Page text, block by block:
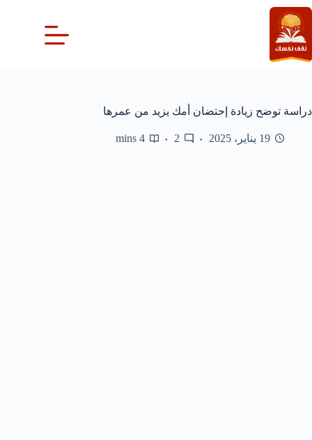
التجاوز
إلى
المحتوى
دراسة توضح زيادة إحتضان أمك يزيد من عمرها
19 يناير، 2025 2
4 mins